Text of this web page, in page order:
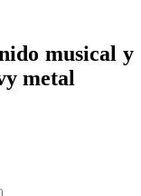
musical y
metal